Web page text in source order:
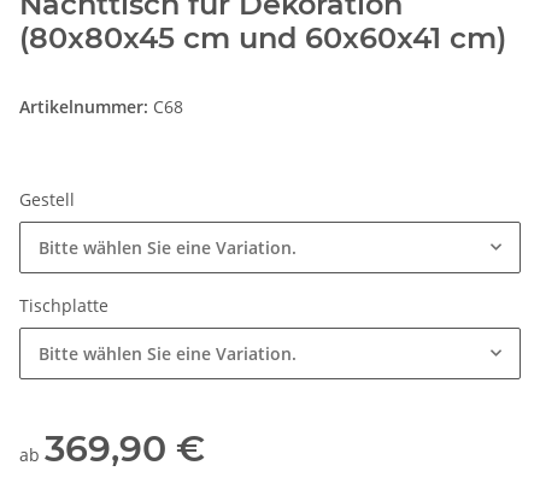
(80x80x45 cm und 60x60x41 cm)
Artikelnummer: C68
Gestell
Bitte wählen Sie eine Variation.
Tischplatte
Bitte wählen Sie eine Variation.
ab 369,90 €